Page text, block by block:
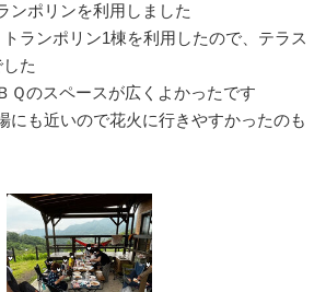
ンポリンを利用しました
ランポリン1棟を利用したので、テラス
た
Ｑのスペースが広くよかったです
にも近いので花火に行きやすかったのも